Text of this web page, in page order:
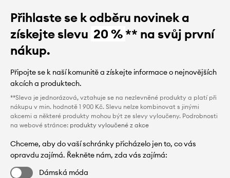
Přihlaste se k odběru novinek a
získejte slevu 20 %** na svůj první
nákup.
Připojte se k naší komunitě a získejte informace o nejnovějších
akcích a produktech.
**Sleva je jednorázová, vztahuje se na nezlevněné produkty a platí při
nákupu v min. hodnotě 1 900 Kč. Slevu nelze kombinovat s jinými
akcemi a některé produkty mohou být ze slevy vyloučeny. Podrobnosti
na webové stránce: produkty vyloučené z akce
Chceme, aby do vaší schránky přicházelo jen to, co vás
opravdu zajímá. Řekněte nám, zda vás zajímá:
Dámská móda